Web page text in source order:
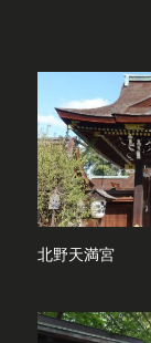
北野天満宮